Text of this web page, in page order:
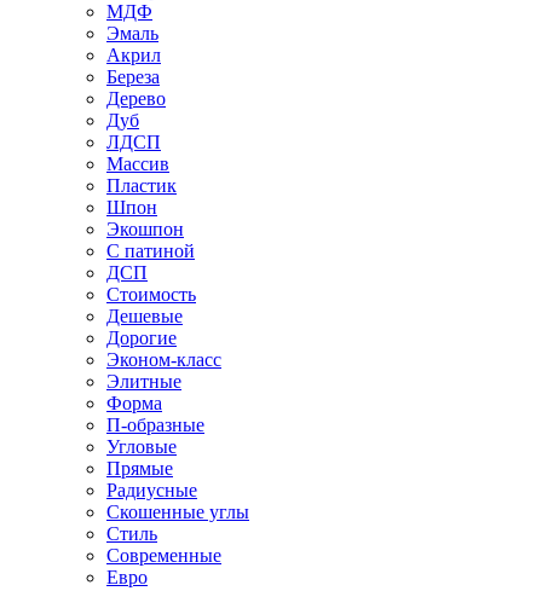
МДФ
Эмаль
Акрил
Береза
Дерево
Дуб
ЛДСП
Массив
Пластик
Шпон
Экошпон
С патиной
ДСП
Стоимость
Дешевые
Дорогие
Эконом-класс
Элитные
Форма
П-образные
Угловые
Прямые
Радиусные
Скошенные углы
Стиль
Современные
Евро